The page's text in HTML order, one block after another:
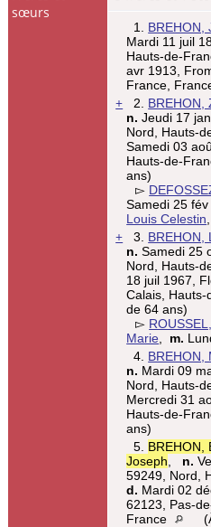
sœurs
1. BREHON,
Mardi 11 juil
Hauts-de-
avr 1913,
France,
+ 2. BREHON,
n. Jeudi 17
Nord, Hauts-
Samedi 03
Hauts-de-
ans)
▻
Samedi 25
Louis Celestin
+ 3. BREHON,
n. Samedi 25
Nord, Hauts-
18 juil 1967,
Calais,
de 64 ans)
▻
Marie
m.
4. BREHON,
n. Mardi 09
Nord, Hauts-
Mercredi 31
Hauts-de-
ans)
5. BREHON,
Joseph
n.
59249, Nord,
d. Mardi 02
62123, Pas-
France